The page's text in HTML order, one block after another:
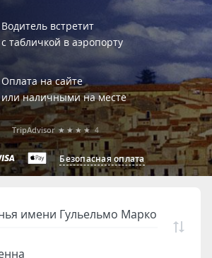
Водитель встретит
с табличкой в аэропорту
Оплата на сайте
или наличными на месте
Безопасная оплата
TripAdvisor ★★★★ 4